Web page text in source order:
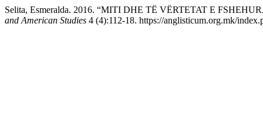
Selita, Esmeralda. 2016. “MITI DHE TË VËRTETAT E
and American Studies 4 (4):112-18. https://anglisticum.org.mk/